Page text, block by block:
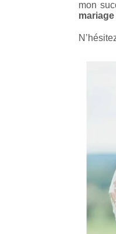
mon
mariage